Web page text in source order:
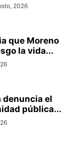
2026
que Moreno
la vida...
denuncia el
pública...